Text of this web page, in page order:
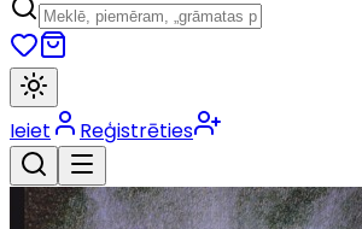
Ieiet Reģistrēties